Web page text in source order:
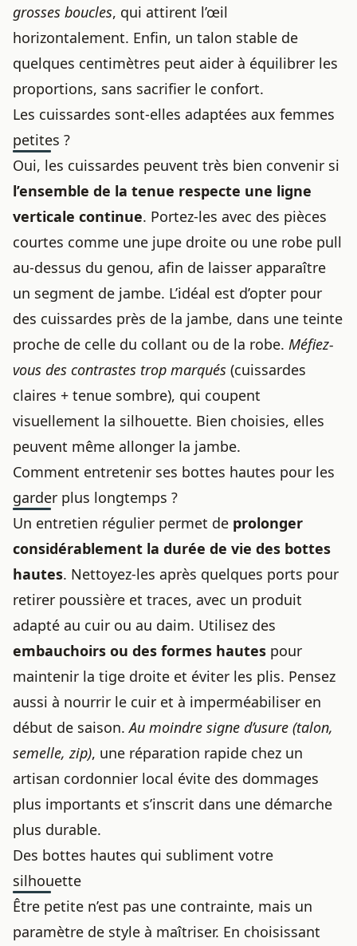
grosses boucles, qui attirent l’œil
horizontalement. Enfin, un talon stable de
quelques centimètres peut aider à équilibrer les
proportions, sans sacrifier le confort.
Les cuissardes sont-elles adaptées aux femmes
petites ?
Oui, les cuissardes peuvent très bien convenir si
l’ensemble de la tenue respecte une ligne
verticale continue. Portez-les avec des pièces
courtes comme une jupe droite ou une robe pull
au-dessus du genou, afin de laisser apparaître
un segment de jambe. L’idéal est d’opter pour
des cuissardes près de la jambe, dans une teinte
proche de celle du collant ou de la robe. Méfiez-
vous des contrastes trop marqués (cuissardes
claires + tenue sombre), qui coupent
visuellement la silhouette. Bien choisies, elles
peuvent même allonger la jambe.
Comment entretenir ses bottes hautes pour les
garder plus longtemps ?
Un entretien régulier permet de prolonger
considérablement la durée de vie des bottes
hautes. Nettoyez-les après quelques ports pour
retirer poussière et traces, avec un produit
adapté au cuir ou au daim. Utilisez des
embauchoirs ou des formes hautes pour
maintenir la tige droite et éviter les plis. Pensez
aussi à nourrir le cuir et à imperméabiliser en
début de saison.Au moindre signe d’usure (talon,
semelle, zip), une réparation rapide chez un
artisan cordonnier local évite des dommages
plus importants et s’inscrit dans une démarche
plus durable.
Des bottes hautes qui subliment votre
silhouette
Être petite n’est pas une contrainte, mais un
paramètre de style à maîtriser. En choisissant